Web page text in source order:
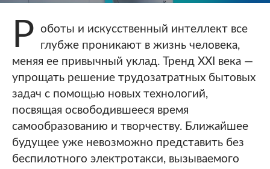
Р оботы и искусственный интеллект все
глубже проникают в жизнь человека,
меняя ее привычный уклад. Тренд XXI века —
упрощать решение трудозатратных бытовых
задач с помощью новых технологий,
посвящая освободившееся время
самообразованию и творчеству. Ближайшее
будущее уже невозможно представить без
беспилотного электротакси, вызываемого